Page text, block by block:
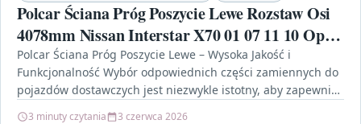
Polcar Ściana Próg Poszycie Lewe Rozstaw Osi
4078mm Nissan Interstar X70 01 07 11 10 Opel
Movano 07 07 01 10 Master 01 04 12 06 Renault
Mast
Polcar Ściana Próg Poszycie Lewe – Wysoka Jakość i
Funkcjonalność Wybór odpowiednich części zamiennych do
pojazdów dostawczych jest niezwykle istotny, aby zapewnić
3 minuty czytania 3 czerwca 2026